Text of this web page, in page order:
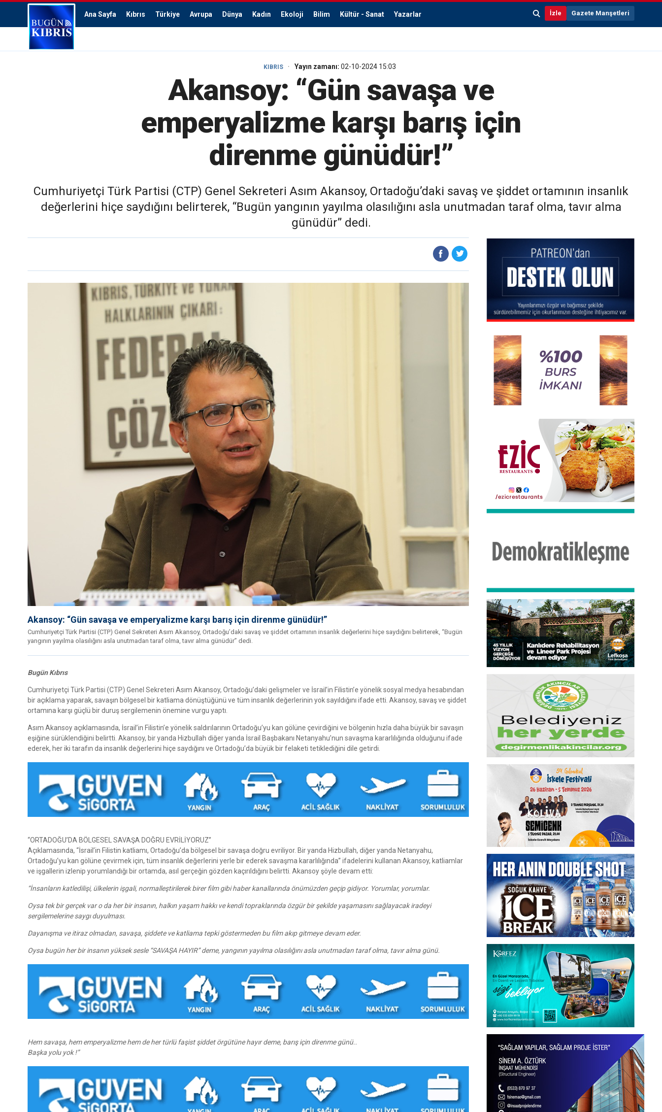
Ana Sayfa Kıbrıs Türkiye Avrupa Dünya Kadın Ekoloji Bilim Kültür - Sanat Yazarlar İzle Gazete Manşetleri
KIBRIS Yayın zamanı: 02-10-2024 15:03
Akansoy: “Gün savaşa ve
emperyalizme karşı barış için
direnme günüdür!”
Cumhuriyetçi Türk Partisi (CTP) Genel Sekreteri Asım Akansoy, Ortadoğu’daki savaş ve şiddet ortamının insanlık
değerlerini hiçe saydığını belirterek, “Bugün yangının yayılma olasılığını asla unutmadan taraf olma, tavır alma
günüdür” dedi.
Akansoy: “Gün savaşa ve emperyalizme karşı barış için direnme günüdür!”
Cumhuriyetçi Türk Partisi (CTP) Genel Sekreteri Asım Akansoy, Ortadoğu’daki savaş ve şiddet ortamının insanlık değerlerini hiçe saydığını belirterek, “Bugün
yangının yayılma olasılığını asla unutmadan taraf olma, tavır alma günüdür” dedi.
Bugün Kıbrıs
Cumhuriyetçi Türk Partisi (CTP) Genel Sekreteri Asım Akansoy, Ortadoğu’daki gelişmeler ve İsrail’in Filistin’e yönelik sosyal medya hesabından
bir açıklama yaparak, savaşın bölgesel bir katliama dönüştüğünü ve tüm insanlık değerlerinin yok sayıldığını ifade etti. Akansoy, savaş ve şiddet
ortamına karşı güçlü bir duruş sergilemenin önemine vurgu yaptı.
Asım Akansoy açıklamasında, İsrail’in Filistin’e yönelik saldırılarının Ortadoğu’yu kan gölüne çevirdiğini ve bölgenin hızla daha büyük bir savaşın
eşiğine sürüklendiğini belirtti. Akansoy, bir yanda Hizbullah diğer yanda İsrail Başbakanı Netanyahu’nun savaşma kararlılığında olduğunu ifade
ederek, her iki tarafın da insanlık değerlerini hiçe saydığını ve Ortadoğu’da büyük bir felaketi tetiklediğini dile getirdi.
“ORTADOĞU’DA BÖLGESEL SAVAŞA DOĞRU EVRİLİYORUZ”
Açıklamasında, “İsrail’in Filistin katliamı, Ortadoğu’da bölgesel bir savaşa doğru evriliyor. Bir yanda Hizbullah, diğer yanda Netanyahu,
Ortadoğu’yu kan gölüne çevirmek için, tüm insanlık değerlerini yerle bir ederek savaşma kararlılığında” ifadelerini kullanan Akansoy, katliamlar
ve işgallerin izlenip yorumlandığı bir ortamda, asıl gerçeğin gözden kaçırıldığını belirtti. Akansoy şöyle devam etti:
“İnsanların katledilişi, ülkelerin işgali, normalleştirilerek birer film gibi haber kanallarında önümüzden geçip gidiyor. Yorumlar, yorumlar.
Oysa tek bir gerçek var o da her bir insanın, halkın yaşam hakkı ve kendi topraklarında özgür bir şekilde yaşamasını sağlayacak iradeyi
sergilemelerine saygı duyulması.
Dayanışma ve itiraz olmadan, savaşa, şiddete ve katliama tepki göstermeden bu film akıp gitmeye devam eder.
Oysa bugün her bir insanın yüksek sesle “SAVAŞA HAYIR” deme, yangının yayılma olasılığını asla unutmadan taraf olma, tavır alma günü.
Hem savaşa, hem emperyalizme hem de her türlü faşist şiddet örgütüne hayır deme, barış için direnme günü..
Başka yolu yok !”